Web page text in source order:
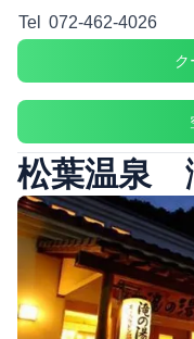
Tel 072-462-4026
ク
松葉温泉